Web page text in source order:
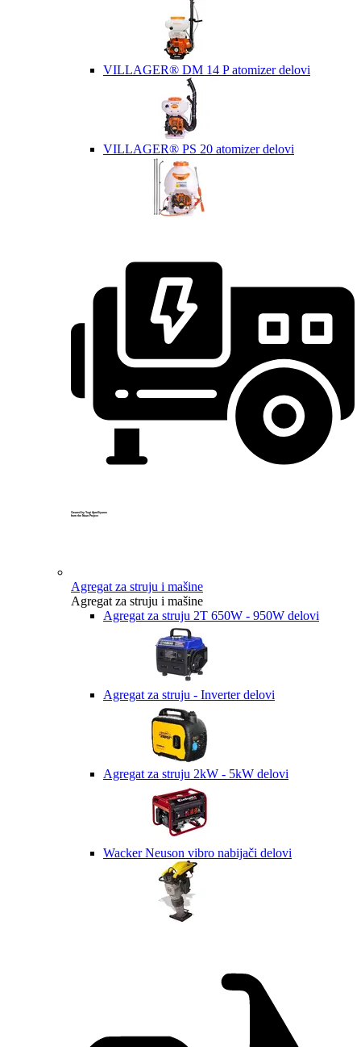
VILLAGER® DM 14 P atomizer delovi
VILLAGER® PS 20 atomizer delovi
Created by Yogi Aprelliyanto
from the Noun Project
Agregat za struju i mašine
Agregat za struju i mašine
Agregat za struju 2T 650W - 950W delovi
Agregat za struju - Inverter delovi
Agregat za struju 2kW - 5kW delovi
Wacker Neuson vibro nabijači delovi